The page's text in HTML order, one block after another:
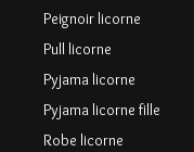
Peignoir licorne
Pull licorne
Pyjama licorne
Pyjama licorne fille
Robe licorne